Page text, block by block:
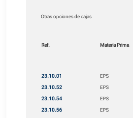
Otras opciones de cajas
Ref. Materia Prima
23.10.01 EPS
23.10.52 EPS
23.10.54 EPS
23.10.56 EPS